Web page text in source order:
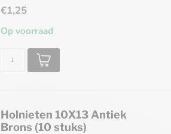
€1,25
Op voorraad
Holnieten 10X13 Antiek
Brons (10 stuks)